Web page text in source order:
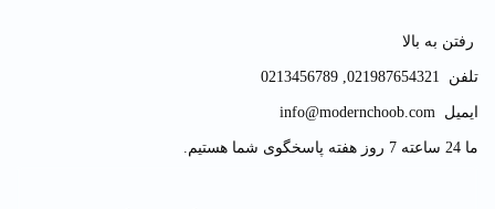
رفتن به بالا
تلفن 021987654321
,
0213456789
ایمیل info@modernchoob.com
ما 24 ساعته 7 روز هفته پاسخگوی شما هستیم.